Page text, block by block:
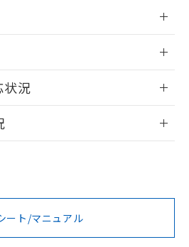
す。
イン/会員登録
用いただく前に、以下を必ずお読
状況
凡例
ート/マニュアル
応品への在庫切替を完了
、特段のことがない限
日より割愛しておりま